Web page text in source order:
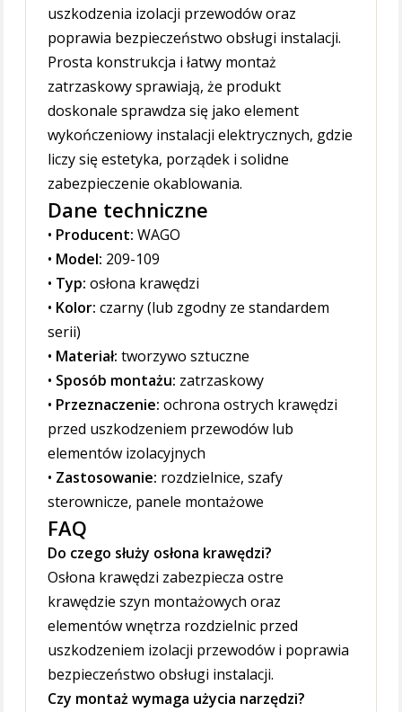
uszkodzenia izolacji przewodów oraz
poprawia bezpieczeństwo obsługi instalacji.
Prosta konstrukcja i łatwy montaż
zatrzaskowy sprawiają, że produkt
doskonale sprawdza się jako element
wykończeniowy instalacji elektrycznych, gdzie
liczy się estetyka, porządek i solidne
zabezpieczenie okablowania.
Dane techniczne
• Producent: WAGO
• Model: 209-109
• Typ: osłona krawędzi
• Kolor: czarny (lub zgodny ze standardem
serii)
• Materiał: tworzywo sztuczne
• Sposób montażu: zatrzaskowy
• Przeznaczenie: ochrona ostrych krawędzi
przed uszkodzeniem przewodów lub
elementów izolacyjnych
• Zastosowanie: rozdzielnice, szafy
sterownicze, panele montażowe
FAQ
Do czego służy osłona krawędzi?
Osłona krawędzi zabezpiecza ostre
krawędzie szyn montażowych oraz
elementów wnętrza rozdzielnic przed
uszkodzeniem izolacji przewodów i poprawia
bezpieczeństwo obsługi instalacji.
Czy montaż wymaga użycia narzędzi?